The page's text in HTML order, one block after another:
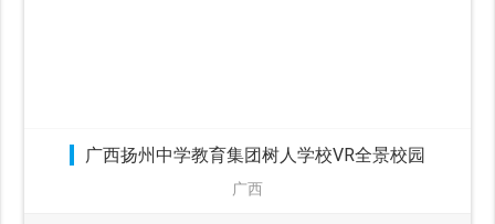
广西扬州中学教育集团树人学校VR全景校园
广西